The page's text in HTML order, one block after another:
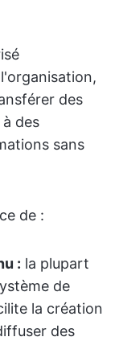
des
des
sans
de :
: la plupart
de
la création
des